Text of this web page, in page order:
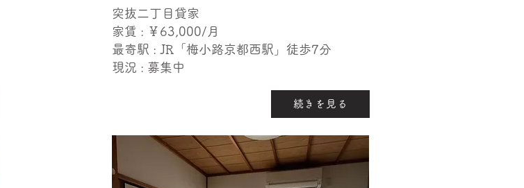
突抜二丁目貸家
家賃 : ￥63,000​/月
​最寄駅 : JR「梅小路京都西駅」徒歩7分
現況 : 募集中
続きを見る